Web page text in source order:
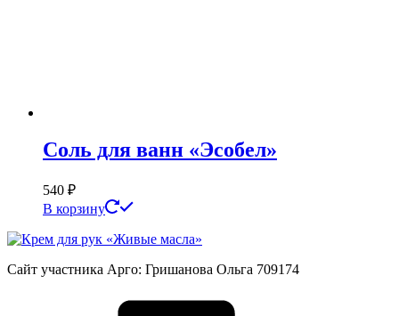
Соль для ванн «Эсобел»
540 ₽
В корзину
Сайт участника Арго: Гришанова Ольга 709174